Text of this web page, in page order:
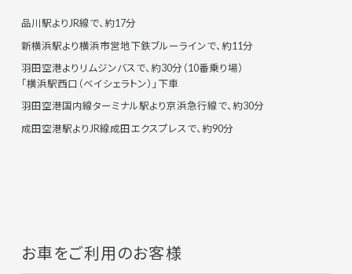
品川駅よりJR線で、約17分
新横浜駅より横浜市営地下鉄ブルーラインで、約11分
羽田空港よりリムジンバスで、約30分（10番乗り場）
「横浜駅西口（ベイシェラトン）」下車
羽田空港国内線ターミナル駅より京浜急行線で、約30分
成田空港駅よりJR線成田エクスプレスで、約90分
お車をご利用のお客様